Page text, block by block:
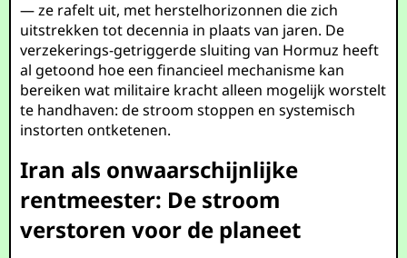
— ze rafelt uit, met herstelhorizonnen die zich
uitstrekken tot decennia in plaats van jaren. De
verzekerings-getriggerde sluiting van Hormuz heeft
al getoond hoe een financieel mechanisme kan
bereiken wat militaire kracht alleen mogelijk worstelt
te handhaven: de stroom stoppen en systemisch
instorten ontketenen.
Iran als onwaarschijnlijke
rentmeester: De stroom
verstoren voor de planeet